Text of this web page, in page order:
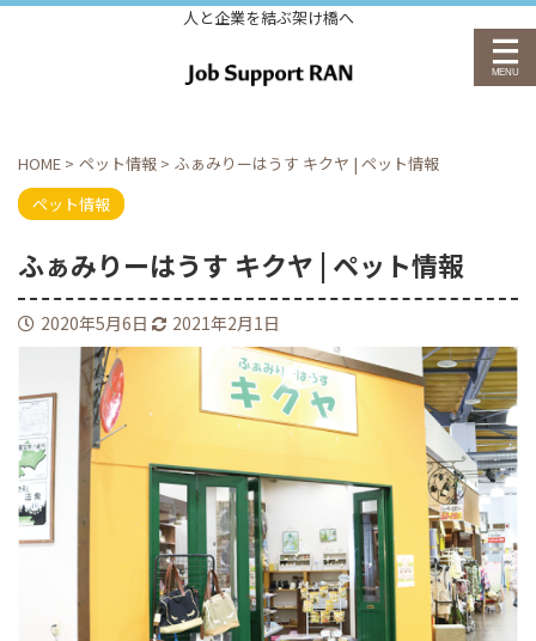
人と企業を結ぶ架け橋へ
HOME > ペット情報 > ふぁみりーはうす キクヤ | ペット情報
ペット情報
ふぁみりーはうす キクヤ | ペット情報
2020年5月6日 2021年2月1日